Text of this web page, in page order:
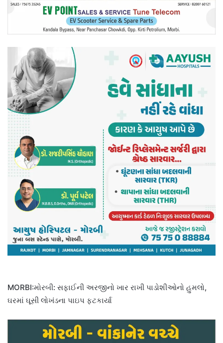
MORBI:મોરબી: સફાઈની અરજીનો ખાર રાખી પાડોશીઓનો હુમલો,
ઘરમાં ઘૂસી લોખંડના પાઇપ ફટકાર્યા